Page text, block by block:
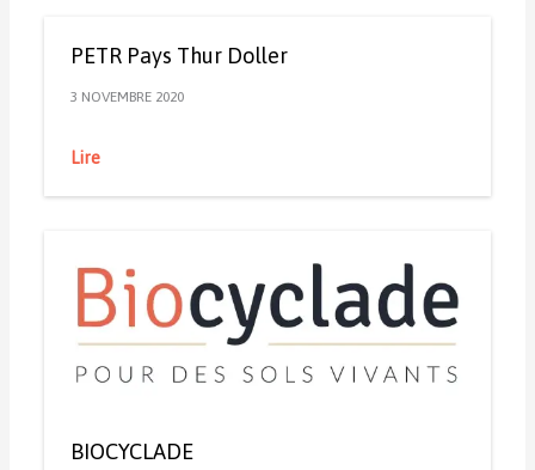
PETR Pays Thur Doller
3 NOVEMBRE 2020
Lire
BIOCYCLADE